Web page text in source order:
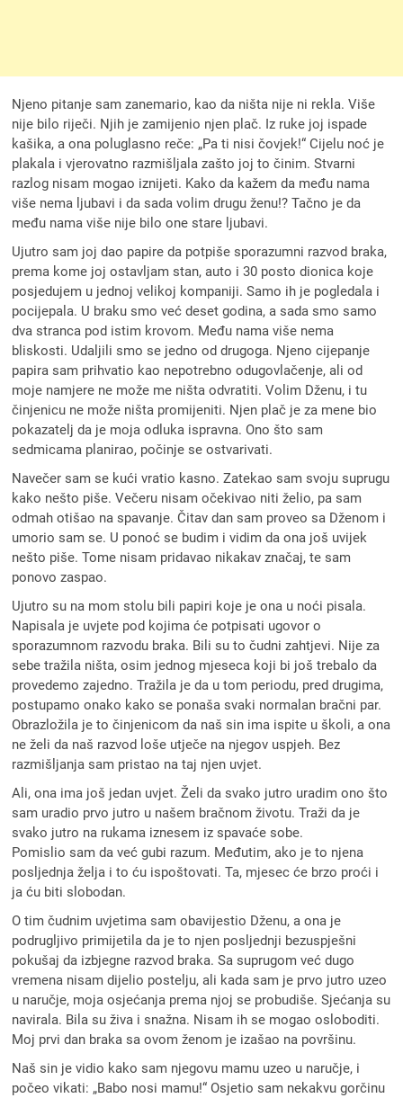
Njeno pitanje sam zanemario, kao da ništa nije ni rekla. Više
nije bilo riječi. Njih je zamijenio njen plač. Iz ruke joj ispade
kašika, a ona poluglasno reče: „Pa ti nisi čovjek!“ Cijelu noć je
plakala i vjerovatno razmišljala zašto joj to činim. Stvarni
razlog nisam mogao iznijeti. Kako da kažem da među nama
više nema ljubavi i da sada volim drugu ženu!? Tačno je da
među nama više nije bilo one stare ljubavi.
Ujutro sam joj dao papire da potpiše sporazumni razvod braka,
prema kome joj ostavljam stan, auto i 30 posto dionica koje
posjedujem u jednoj velikoj kompaniji. Samo ih je pogledala i
pocijepala. U braku smo već deset godina, a sada smo samo
dva stranca pod istim krovom. Među nama više nema
bliskosti. Udaljili smo se jedno od drugoga. Njeno cijepanje
papira sam prihvatio kao nepotrebno odugovlačenje, ali od
moje namjere ne može me ništa odvratiti. Volim Dženu, i tu
činjenicu ne može ništa promijeniti. Njen plač je za mene bio
pokazatelj da je moja odluka ispravna. Ono što sam
sedmicama planirao, počinje se ostvarivati.
Navečer sam se kući vratio kasno. Zatekao sam svoju suprugu
kako nešto piše. Večeru nisam očekivao niti želio, pa sam
odmah otišao na spavanje. Čitav dan sam proveo sa Dženom i
umorio sam se. U ponoć se budim i vidim da ona još uvijek
nešto piše. Tome nisam pridavao nikakav značaj, te sam
ponovo zaspao.
Ujutro su na mom stolu bili papiri koje je ona u noći pisala.
Napisala je uvjete pod kojima će potpisati ugovor o
sporazumnom razvodu braka. Bili su to čudni zahtjevi. Nije za
sebe tražila ništa, osim jednog mjeseca koji bi još trebalo da
provedemo zajedno. Tražila je da u tom periodu, pred drugima,
postupamo onako kako se ponaša svaki normalan bračni par.
Obrazložila je to činjenicom da naš sin ima ispite u školi, a ona
ne želi da naš razvod loše utječe na njegov uspjeh. Bez
razmišljanja sam pristao na taj njen uvjet.
Ali, ona ima još jedan uvjet. Želi da svako jutro uradim ono što
sam uradio prvo jutro u našem bračnom životu. Traži da je
svako jutro na rukama iznesem iz spavaće sobe.
Pomislio sam da već gubi razum. Međutim, ako je to njena
posljednja želja i to ću ispoštovati. Ta, mjesec će brzo proći i
ja ću biti slobodan.
O tim čudnim uvjetima sam obavijestio Dženu, a ona je
podrugljivo primijetila da je to njen posljednji bezuspješni
pokušaj da izbjegne razvod braka. Sa suprugom već dugo
vremena nisam dijelio postelju, ali kada sam je prvo jutro uzeo
u naručje, moja osjećanja prema njoj se probudiše. Sjećanja su
navirala. Bila su živa i snažna. Nisam ih se mogao osloboditi.
Moj prvi dan braka sa ovom ženom je izašao na površinu.
Naš sin je vidio kako sam njegovu mamu uzeo u naručje, i
počeo vikati: „Babo nosi mamu!“ Osjetio sam nekakvu gorčinu